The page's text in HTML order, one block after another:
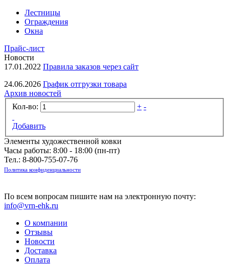
Лестницы
Ограждения
Окна
Прайс-лист
Новости
17.01.2022 Правила заказов через сайт
24.06.2026 График отгрузки товара
Архив новостей
Кол-во:
+ -
Добавить
Элементы художественной ковки
Часы работы: 8:00 - 18:00 (пн-пт)
Тел.: 8-800-755-07-76
Политика конфиденциальности
По всем вопросам пишите нам на электронную почту:
info@vrn-ehk.ru
О компании
Отзывы
Новости
Доставка
Оплата